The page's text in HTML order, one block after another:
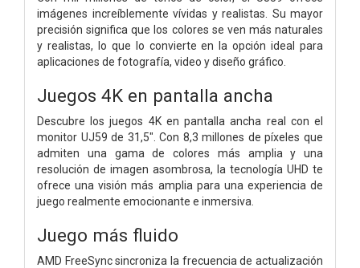
imágenes increíblemente vívidas y realistas. Su mayor
precisión significa que los colores se ven más naturales
y realistas, lo que lo convierte en la opción ideal para
aplicaciones de fotografía, video y diseño gráfico.
Juegos 4K en pantalla ancha
Descubre los juegos 4K en pantalla ancha real con el
monitor UJ59 de 31,5". Con 8,3 millones de píxeles que
admiten una gama de colores más amplia y una
resolución de imagen asombrosa, la tecnología UHD te
ofrece una visión más amplia para una experiencia de
juego realmente emocionante e inmersiva.
Juego más fluido
AMD FreeSync sincroniza la frecuencia de actualización